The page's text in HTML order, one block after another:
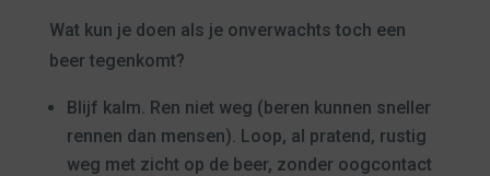
Wat kun je doen als je onverwachts toch een
beer tegenkomt?
Blijf kalm. Ren niet weg (beren kunnen sneller
rennen dan mensen). Loop, al pratend, rustig
weg met zicht op de beer, zonder oogcontact